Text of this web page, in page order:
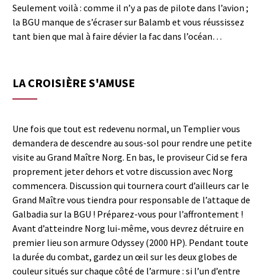
Seulement voilà : comme il n’y a pas de pilote dans l’avion ;
la BGU manque de s’écraser sur Balamb et vous réussissez
tant bien que mal à faire dévier la fac dans l’océan…
LA CROISIÈRE S'AMUSE
Une fois que tout est redevenu normal, un Templier vous
demandera de descendre au sous-sol pour rendre une petite
visite au Grand Maître Norg. En bas, le proviseur Cid se fera
proprement jeter dehors et votre discussion avec Norg
commencera. Discussion qui tournera court d’ailleurs car le
Grand Maître vous tiendra pour responsable de l’attaque de
Galbadia sur la BGU ! Préparez-vous pour l’affrontement !
Avant d’atteindre Norg lui-même, vous devrez détruire en
premier lieu son armure Odyssey (2000 HP). Pendant toute
la durée du combat, gardez un œil sur les deux globes de
couleur situés sur chaque côté de l’armure : si l’un d’entre